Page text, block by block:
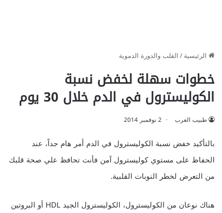
الرئيسية/القلب والدورة الدموية
خطوات سهلة لخفض نسبة
الكوليسترول في الدم خلال 30 يوم
طبيب العرب 2 نوفمبر 2014
بالتأكيد خفض نسبة الكوليسترول في الدم أمر هام جداً، عند
الحفاظ على مستوي كوليسترول آمن فأنت تحافظ علي صحة قلبك
من التعرض لخطر النوبات القلبية.
هناك نوعان من الكوليسترول، الكوليسترول الجيد HDL أو البروتين